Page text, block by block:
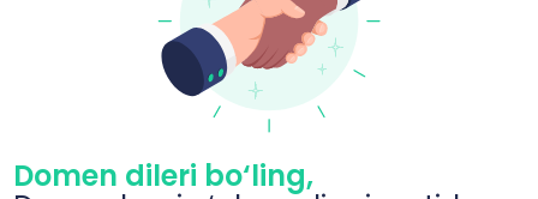
Domen dileri bo‘ling,